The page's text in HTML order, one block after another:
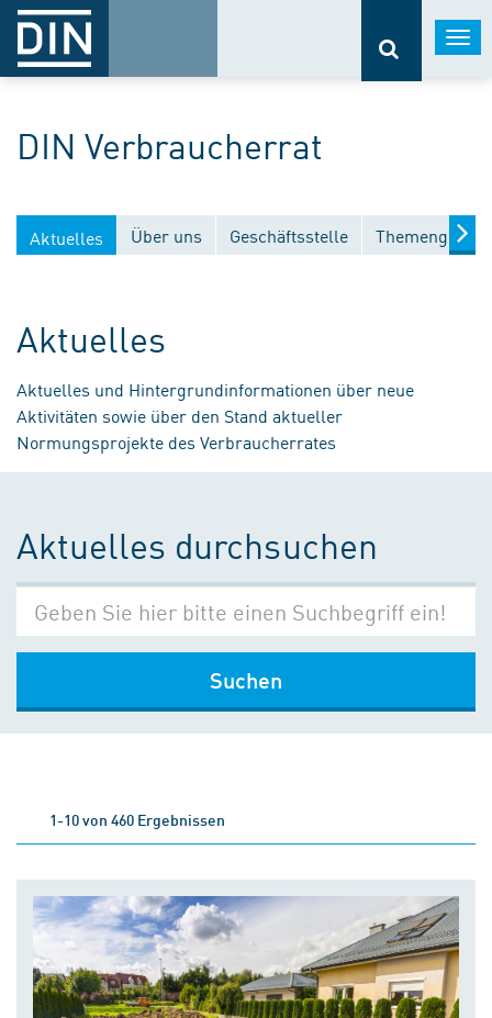
DIN Verbraucherrat
Aktuelles Über uns Geschäftsstelle
Aktuelles
Aktuelles und Hintergrundinformationen über neue
Aktivitäten sowie über den Stand aktueller
Normungsprojekte des Verbraucherrates
Aktuelles durchsuchen
Suchen
1-10 von 460 Ergebnissen